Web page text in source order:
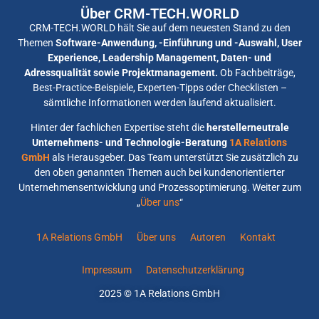
Über CRM-TECH.WORLD
CRM-TECH.WORLD hält Sie auf dem neuesten Stand zu den
Themen Software-Anwendung, -Einführung und -Auswahl, User
Experience, Leadership Management, Daten- und
Adressqualität sowie Projektmanagement. Ob Fachbeiträge,
Best-Practice-Beispiele, Experten-Tipps oder Checklisten –
sämtliche Informationen werden laufend aktualisiert.
Hinter der fachlichen Expertise steht die herstellerneutrale
Unternehmens- und Technologie-Beratung 1A Relations
GmbH als Herausgeber. Das Team unterstützt Sie zusätzlich zu
den oben genannten Themen auch bei kundenorientierter
Unternehmensentwicklung und Prozessoptimierung. Weiter zum
„Über uns“
1A Relations GmbH Über uns Autoren Kontakt
Impressum Datenschutzerklärung
2025 © 1A Relations GmbH